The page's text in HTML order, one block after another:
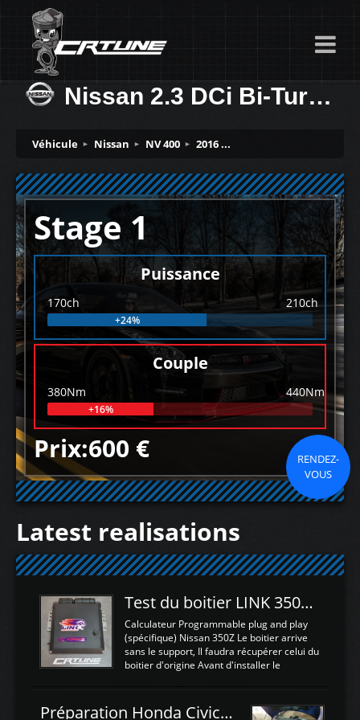
Nissan 2.3 DCi Bi-Turbo (Euro 6) 170ch
Véhicule Nissan NV 400 2016 ...
Stage 1
Puissance
170ch 210ch
+24%
Couple
380Nm 440Nm
+16%
Prix:600 €
RENDEZ-
VOUS
Latest realisations
Test du boitier LINK 350Z Plugin ECU
Calculateur Programmable plug and play
(spécifique) Nissan 350Z Le boitier arrive
sans le support, Il faudra récupérer celui du
boitier d'origine Avant d'installer le
d'envoyer l'information de la large bande
Préparation Honda Civic Type R FK2